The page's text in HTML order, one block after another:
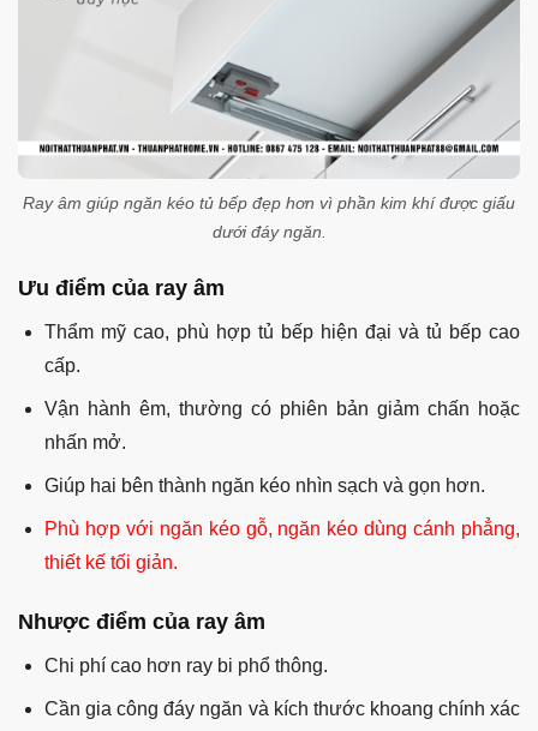
Ray âm giúp ngăn kéo tủ bếp đẹp hơn vì phần kim khí được giấu
dưới đáy ngăn.
Ưu điểm của ray âm
Thẩm mỹ cao, phù hợp tủ bếp hiện đại và tủ bếp cao
cấp.
Vận hành êm, thường có phiên bản giảm chấn hoặc
nhấn mở.
Giúp hai bên thành ngăn kéo nhìn sạch và gọn hơn.
Phù hợp với ngăn kéo gỗ, ngăn kéo dùng cánh phẳng,
thiết kế tối giản.
Nhược điểm của ray âm
Chi phí cao hơn ray bi phổ thông.
Cần gia công đáy ngăn và kích thước khoang chính xác